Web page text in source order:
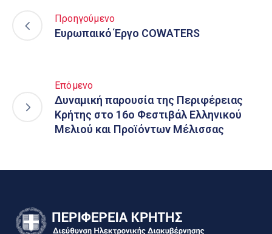
Προηγούμενο
Ευρωπαικό Έργο COWATERS
Επόμενο
Δυναμική παρουσία της Περιφέρειας
Κρήτης στο 16ο Φεστιβάλ Ελληνικού
Μελιού και Προϊόντων Μέλισσας